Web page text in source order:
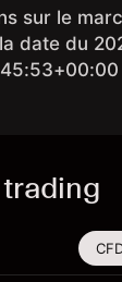
sur le
date du